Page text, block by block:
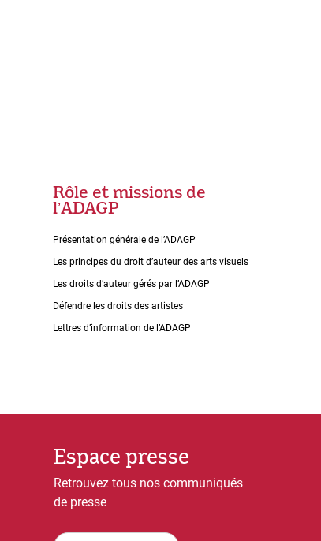
Rôle et missions de
lʼADAGP
Présentation générale de l’ADAGP
Les principes du droit dʼauteur des arts visuels
Les droits dʼauteur gérés par lʼADAGP
Défendre les droits des artistes
Lettres dʼinformation de lʼADAGP
Espace presse
Retrouvez tous nos communiqués
de presse